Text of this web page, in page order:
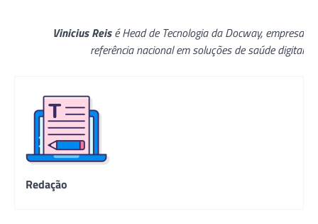
Vinicius Reisé Head de Tecnologia da Docway, empresa
referência nacional em soluções de saúde digital
Redação